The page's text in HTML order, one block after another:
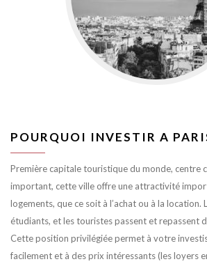
POURQUOI INVESTIR A
Première capitale touristique du monde, centre
important, cette ville offre une attractivité
logements, que ce soit à l’achat ou à la location.
étudiants, et les touristes passent et repassent
Cette position privilégiée permet à votre
facilement et à des prix intéressants (les loyers